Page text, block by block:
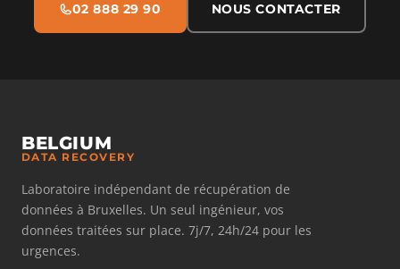
02 888 29 90 NOUS CONTACTER
BELGIUM
DATA RECOVERY
Laboratoire indépendant de récupération de
données à Bruxelles. Un seul ingénieur, vos
données traitées sur place. 7j/7, 24h/24 pour les
urgences.